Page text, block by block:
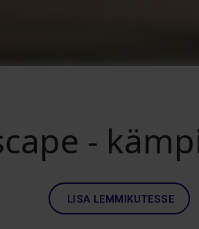
-
LISA LEMMIKUTESSE